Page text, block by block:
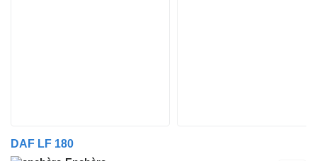
DAF LF 180